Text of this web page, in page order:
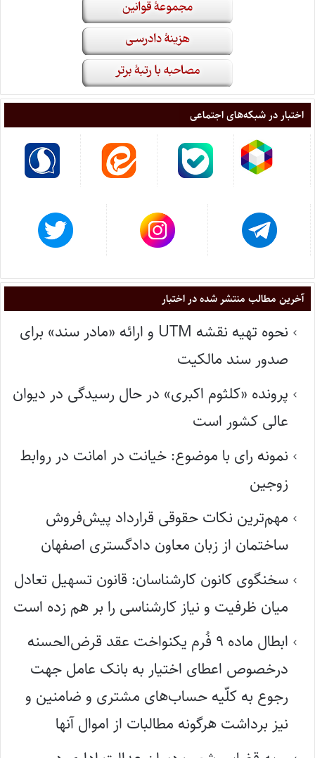
اختبار در شبکه‌های اجتماعی
آخرین مطالب منتشر شده در اختبار
نحوه تهیه نقشه UTM و ارائه «مادر سند» برای
صدور سند مالکیت
پرونده «کلثوم اکبری» در حال رسیدگی در دیوان
عالی کشور است
نمونه رای با موضوع: خیانت در امانت در روابط
زوجین
مهم‌ترین نکات حقوقی قرارداد پیش‌فروش
ساختمان از زبان معاون دادگستری اصفهان
سخنگوی کانون کارشناسان: قانون تسهیل تعادل
میان ظرفیت و نیاز کارشناسی را بر هم زده است
ابطال ماده ۹ فُرم یکنواخت عقد قرض‌الحسنه
درخصوص اعطای اختیار به بانک عامل جهت
رجوع به کلّیه حساب‌های مشتری و ضامنین و
نیز برداشت هرگونه مطالبات از اموال آنها